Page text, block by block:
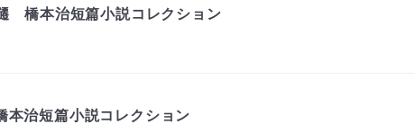
韆 橋本治短篇小説コレクション
治短篇小説コレクション